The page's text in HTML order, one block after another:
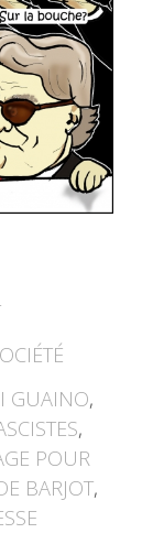
GUAINO,
,
POUR
BARJOT,